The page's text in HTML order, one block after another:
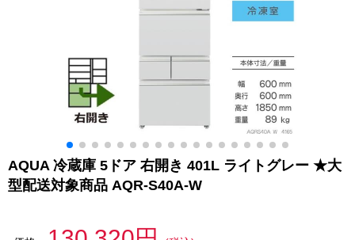
AQUA 冷蔵庫 5ドア 右開き 401L ライトグレー ★大
型配送対象商品 AQR-S40A-W